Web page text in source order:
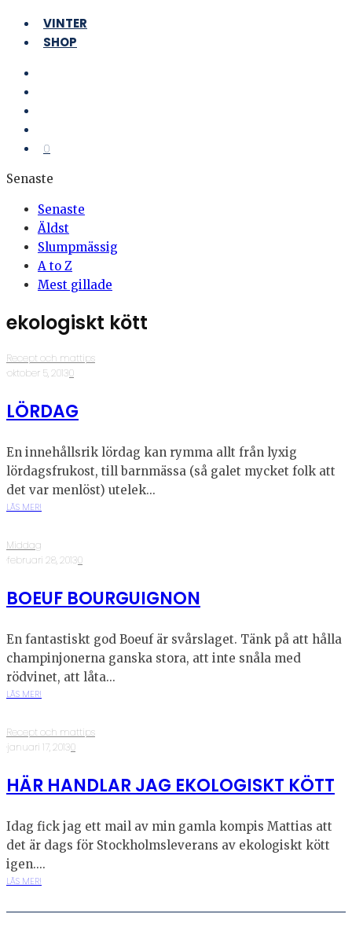
VINTER
SHOP
0
Senaste
Senaste
Äldst
Slumpmässig
A to Z
Mest gillade
ekologiskt kött
Recept och mattips
·oktober 5, 2013·0
LÖRDAG
En innehållsrik lördag kan rymma allt från lyxig
lördagsfrukost, till barnmässa (så galet mycket folk att
det var menlöst) utelek...
LÄS MER!
Middag
·februari 28, 2013·0
BOEUF BOURGUIGNON
En fantastiskt god Boeuf är svårslaget. Tänk på att hålla
champinjonerna ganska stora, att inte snåla med
rödvinet, att låta...
LÄS MER!
Recept och mattips
·januari 17, 2013·0
HÄR HANDLAR JAG EKOLOGISKT KÖTT
Idag fick jag ett mail av min gamla kompis Mattias att
det är dags för Stockholmsleverans av ekologiskt kött
igen....
LÄS MER!